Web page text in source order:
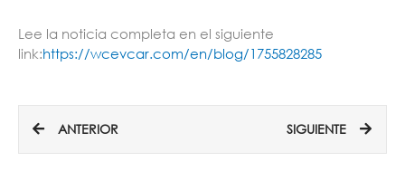
Lee la noticia completa en el siguiente
link:https://wcevcar.com/en/blog/1755828285
ANTERIOR SIGUIENTE